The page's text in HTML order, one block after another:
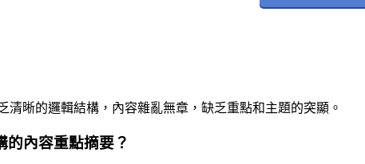
清晰的邏輯結構，內容雜亂無章，缺乏重點和主題的突顯。
的內容重點摘要？